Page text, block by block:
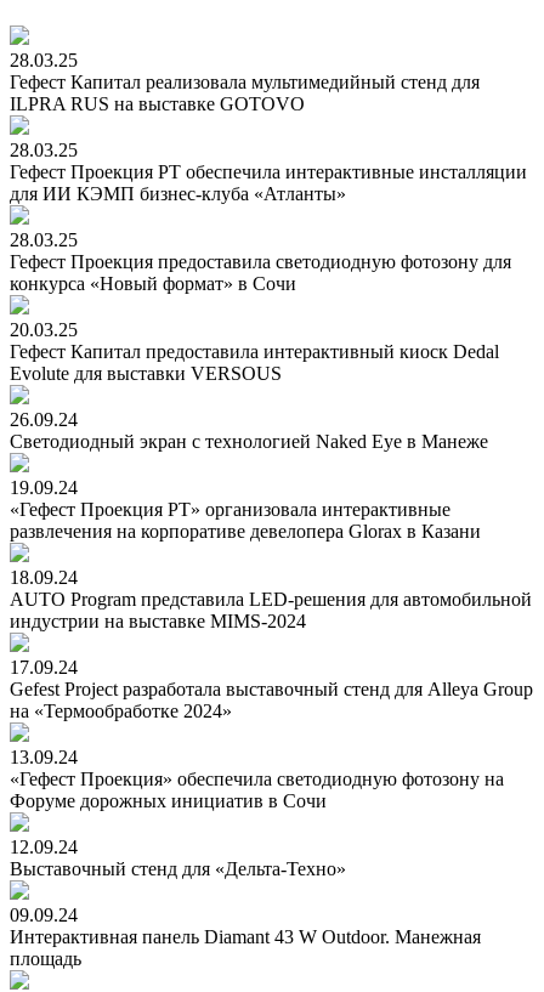
28.03.25
Гефест Капитал реализовала мультимедийный стенд для
ILPRA RUS на выставке GOTOVO
28.03.25
Гефест Проекция РТ обеспечила интерактивные инсталляции
для ИИ КЭМП бизнес-клуба «Атланты»
28.03.25
Гефест Проекция предоставила светодиодную фотозону для
конкурса «Новый формат» в Сочи
20.03.25
Гефест Капитал предоставила интерактивный киоск Dedal
Evolute для выставки VERSOUS
26.09.24
Cветодиодный экран с технологией Naked Eye в Манеже
19.09.24
«Гефест Проекция РТ» организовала интерактивные
развлечения на корпоративе девелопера Glorax в Казани
18.09.24
AUTO Program представила LED-решения для автомобильной
индустрии на выставке MIMS-2024
17.09.24
Gefest Project разработала выставочный стенд для Alleya Group
на «Термообработке 2024»
13.09.24
«Гефест Проекция» обеспечила светодиодную фотозону на
Форуме дорожных инициатив в Сочи
12.09.24
Выставочный стенд для «Дельта-Техно»
09.09.24
Интерактивная панель Diamant 43 W Outdoor. Манежная
площадь